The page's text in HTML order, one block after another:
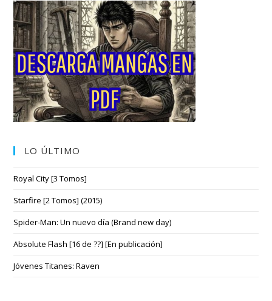
LO ÚLTIMO
Royal City [3 Tomos]
Starfire [2 Tomos] (2015)
Spider-Man: Un nuevo día (Brand new day)
Absolute Flash [16 de ??] [En publicación]
Jóvenes Titanes: Raven